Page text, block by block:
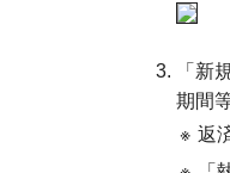
「新
期間
※ 返